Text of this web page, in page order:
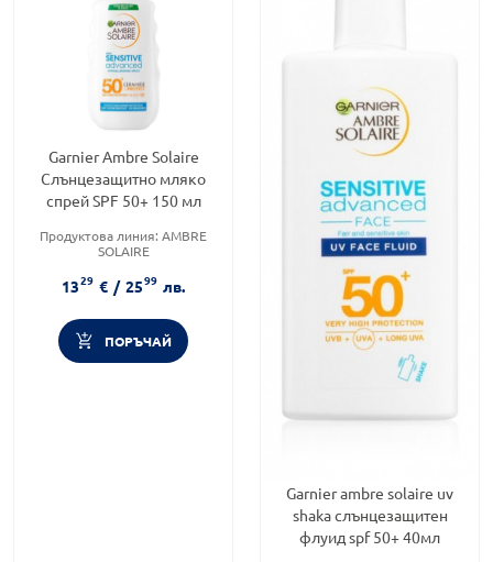
Garnier Ambre Solaire
Слънцезащитно мляко
спрей SPF 50+ 150 мл
Продуктова линия: AMBRE
SOLAIRE
50
Тип продукт:
Мляко
1329 € / 2599 лв.
ПОРЪЧАЙ
Garnier ambre solaire uv
shaka слънцезащитен
флуид spf 50+ 40мл